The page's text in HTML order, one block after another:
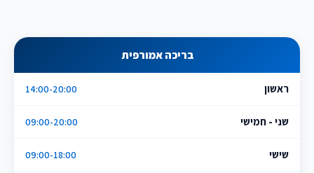
בריכה אמורפית
ראשון 14:00-20:00
שני - חמישי 09:00-20:00
שישי 09:00-18:00